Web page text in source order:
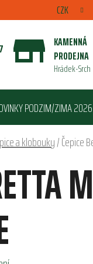
CZK
KAMENNÁ
PRODEJNA
Hrádek-Srch
PODZIM/ZIMA
a klobouky/Čepice